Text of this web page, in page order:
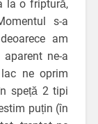
la o friptură,
s-a
am
ne-a
ne oprim
speță 2 tipi
puțin (în